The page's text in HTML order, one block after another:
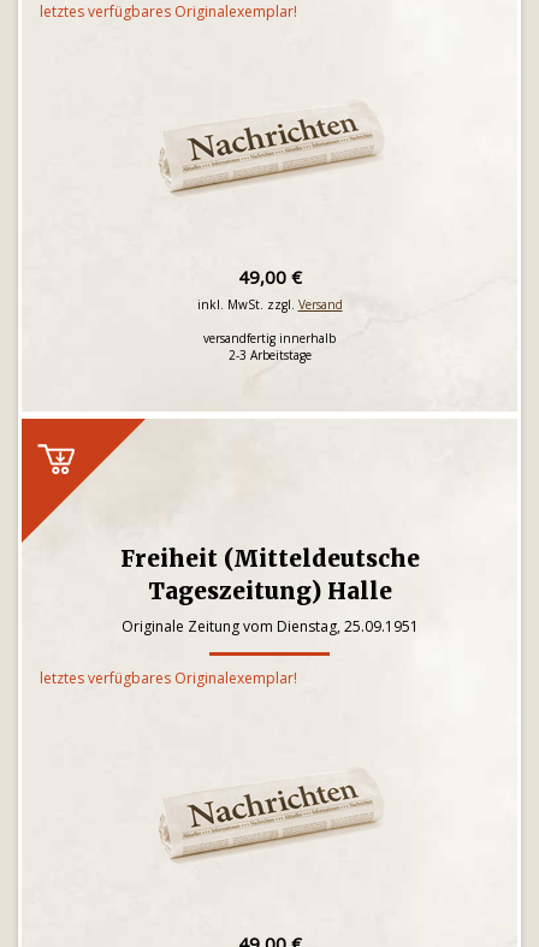
letztes verfügbares Originalexemplar!
49,00 €
inkl. MwSt. zzgl. Versand
versandfertig innerhalb
2-3 Arbeitstage
Freiheit (Mitteldeutsche
Tageszeitung) Halle
Originale Zeitung vom Dienstag, 25.09.1951
letztes verfügbares Originalexemplar!